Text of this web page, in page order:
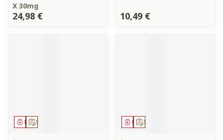
X 30mg
24,98 € 10,49 €
Sur prescription
Médicament Sur prescription
Médicament